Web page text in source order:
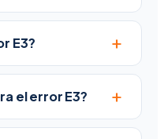
E3? +
el error E3? +